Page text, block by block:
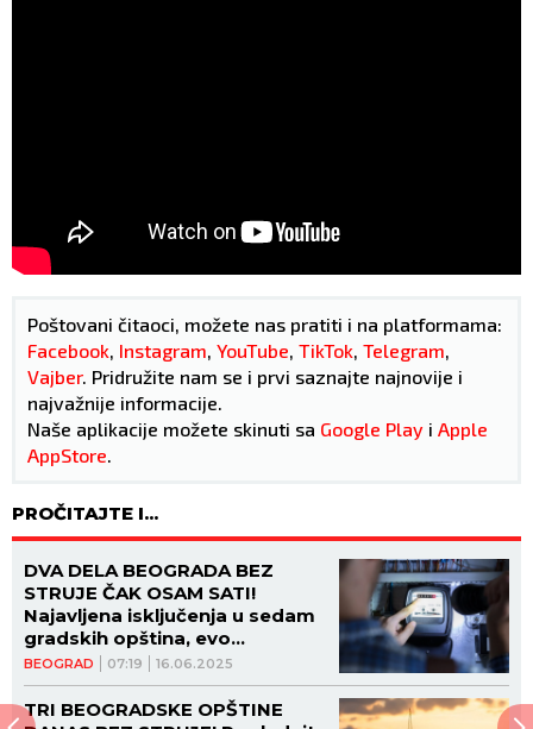
Poštovani čitaoci, možete nas pratiti i na platformama:
Facebook, Instagram, YouTube, TikTok, Telegram,
Vajber. Pridružite nam se i prvi saznajte najnovije i
najvažnije informacije.
Naše aplikacije možete skinuti sa Google Play i Apple
AppStore.
PROČITAJTE I...
BEOGRAD 07:19 16.06.2025
DVA DELA BEOGRADA BEZ
STRUJE ČAK OSAM SATI!
Najavljena isključenja u sedam
gradskih opština, evo
detaljnog spiska po ulicama
TRI BEOGRADSKE OPŠTINE